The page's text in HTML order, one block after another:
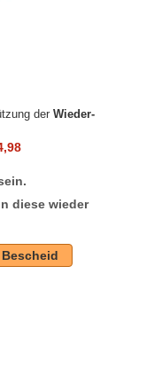
der Wieder-
diese wieder